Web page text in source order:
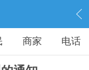
商家 电话